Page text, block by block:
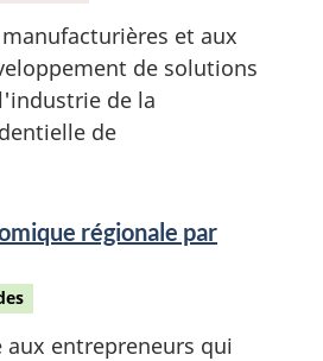
et aux
de solutions
de la
de
régionale par
aux entrepreneurs qui